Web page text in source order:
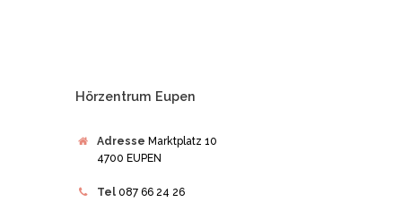
Hörzentrum Eupen
Adresse Marktplatz 10
4700 EUPEN
Tel 087 66 24 26